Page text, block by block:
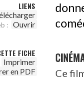
LIENS
: Ouvrir
FICHE
Imprimer
en PDF
Ce